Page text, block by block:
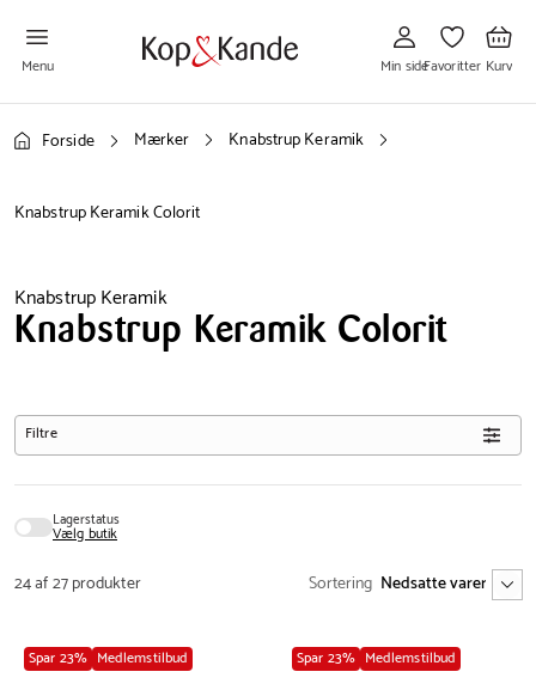
Menu
til
Min
side
Min side
til
Favoritter
Favoritter
til
Kurv
Kurv
Forside Mærker Knabstrup Keramik
Knabstrup Keramik Colorit
Knabstrup Keramik
Knabstrup Keramik Colorit
Filtre
Lagerstatus
Vælg butik
24 af 27 produkter Sortering
Spar 23% Medlemstilbud Spar 23% Medlemstilbud